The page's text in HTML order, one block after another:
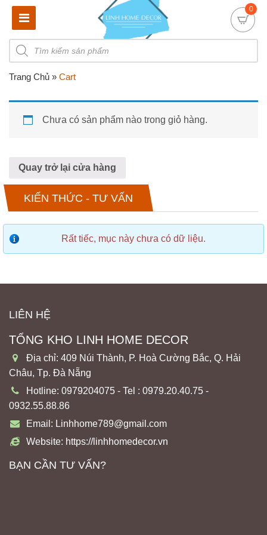
0
Products
search
Trang Chủ » Cart
Chưa có sản phẩm nào trong giỏ hàng.
Quay trở lại cửa hàng
KIẾN THỨC - TƯ VẤN
Rất tiếc, mục này chưa có dữ liệu.
LIÊN HỆ
TỔNG KHO LINH HOME DECOR
Địa chỉ: 409 Núi Thành, P. Hoà Cường Bắc, Q. Hải
Châu, Tp. Đà Nẵng
Hotline: 0979204075 - Tel : 0979.20.40.75 -
0932.55.88.86
Email: Linhhome789@gmail.com
Website: https://linhhomedecor.vn
BẠN CẦN TƯ VẤN?